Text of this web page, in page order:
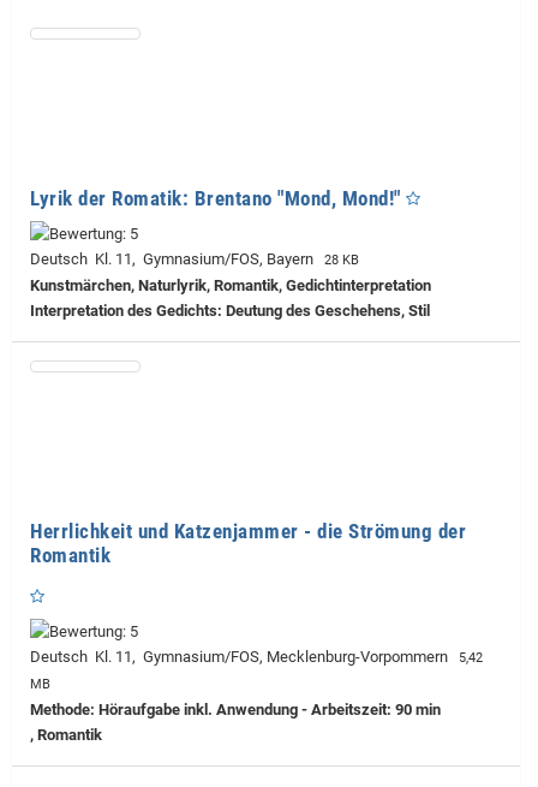
Lyrik der Romatik: Brentano "Mond, Mond!"
Deutsch Kl. 11, Gymnasium/FOS, Bayern 28 KB
Kunstmärchen, Naturlyrik, Romantik, Gedichtinterpretation
Interpretation des Gedichts: Deutung des Geschehens, Stil
Herrlichkeit und Katzenjammer - die Strömung der
Romantik
Deutsch Kl. 11, Gymnasium/FOS, Mecklenburg-Vorpommern
5,42
MB
Methode: Höraufgabe inkl. Anwendung - Arbeitszeit: 90 min
, Romantik